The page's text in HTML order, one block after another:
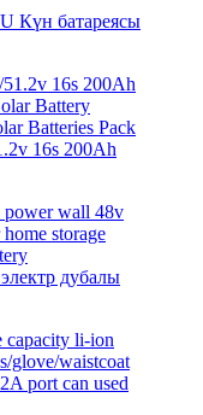
Күн батареясы
16s 200Ah
дубалы